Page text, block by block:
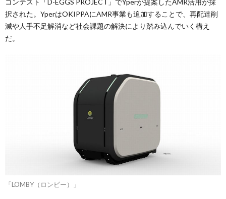
択された。YperはOKIPPAにAMR事業も追加することで、再配達削
減や人手不足解消など社会課題の解決により踏み込んでいく構え
だ。
「LOMBY（ロンビー）」